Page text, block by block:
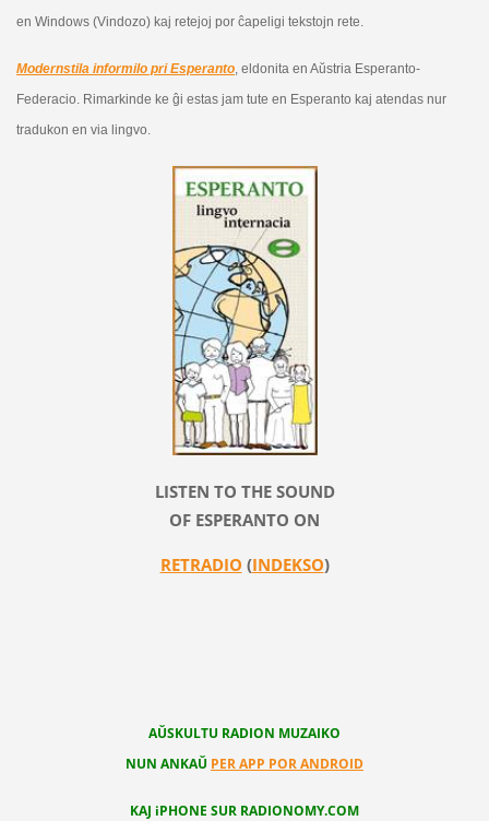
en Windows (Vindozo) kaj retejoj por ĉapeligi tekstojn rete.
Modernstila informilo pri Esperanto, eldonita en Aŭstria Esperanto-
Federacio. Rimarkinde ke ĝi estas jam tute en Esperanto kaj atendas nur
tradukon en via lingvo.
LISTEN TO THE SOUND
OF ESPERANTO ON
RETRADIO (INDEKSO)
AŬSKULTU RADION MUZAIKO
NUN ANKAŬ PER APP POR ANDROID
KAJ iPHONE SUR RADIONOMY.COM